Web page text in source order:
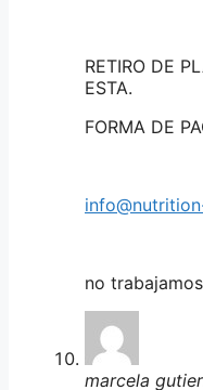
RETIRO DE
ESTA.
FORMA DE
no
marcela